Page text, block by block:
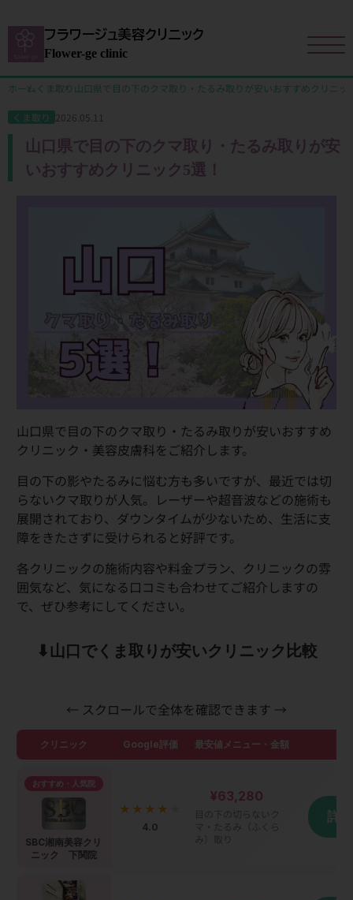
フラワージュ美容クリニック
Flower-ge clinic
ホーム くま取り 山口県で目の下のクマ取り・たるみ取りが安いおすすめクリニッ
くま取り 2026.05.11
山口県で目の下のクマ取り・たるみ取りが安
いおすすめクリニック5選！
山口県で目の下のクマ取り・たるみ取りが安いおすすめ
クリニック・美容皮膚科をご紹介します。
目の下の影やたるみに悩む方も多いですが、最近では切
らないクマ取りが人気。レーザーや超音波などの施術も
展開されており、ダウンタイムが少ないため、生活に支
障をきたさずに受けられると好評です。
各クリニックの施術内容や料金プラン、クリニックの雰
囲気など、気になる口コミも合わせてご紹介しますの
で、ぜひ参考にしてください。
⬇︎山口でくま取りが安いクリニック比較
← スクロールで全体を確認できます →
クリニック Google評価 最安値メニュー・金額
おすすめ・人気院
SBC湘南美容クリ
ニック 下関院
★★★★
4.0
¥63,280
目の下の切らないク
マ・たるみ（ふくら
み）取り
詳